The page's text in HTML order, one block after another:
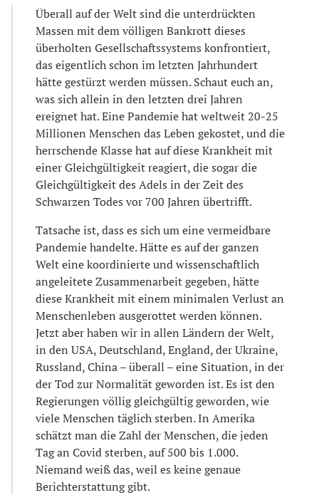
Überall auf der Welt sind die unterdrückten
Massen mit dem völligen Bankrott dieses
überholten Gesellschaftssystems konfrontiert,
das eigentlich schon im letzten Jahrhundert
hätte gestürzt werden müssen. Schaut euch an,
was sich allein in den letzten drei Jahren
ereignet hat. Eine Pandemie hat weltweit 20-25
Millionen Menschen das Leben gekostet, und die
herrschende Klasse hat auf diese Krankheit mit
einer Gleichgültigkeit reagiert, die sogar die
Gleichgültigkeit des Adels in der Zeit des
Schwarzen Todes vor 700 Jahren übertrifft.
Tatsache ist, dass es sich um eine vermeidbare
Pandemie handelte. Hätte es auf der ganzen
Welt eine koordinierte und wissenschaftlich
angeleitete Zusammenarbeit gegeben, hätte
diese Krankheit mit einem minimalen Verlust an
Menschenleben ausgerottet werden können.
Jetzt aber haben wir in allen Ländern der Welt,
in den USA, Deutschland, England, der Ukraine,
Russland, China – überall – eine Situation, in der
der Tod zur Normalität geworden ist. Es ist den
Regierungen völlig gleichgültig geworden, wie
viele Menschen täglich sterben. In Amerika
schätzt man die Zahl der Menschen, die jeden
Tag an Covid sterben, auf 500 bis 1.000.
Niemand weiß das, weil es keine genaue
Berichterstattung gibt.